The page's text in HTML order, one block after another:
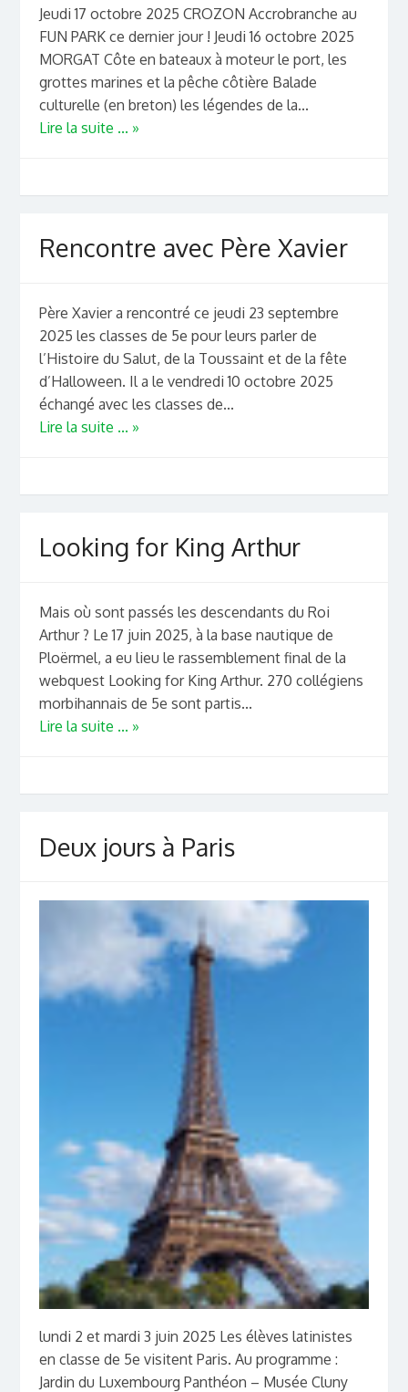
Jeudi 17 octobre 2025 CROZON Accrobranche au
FUN PARK ce dernier jour ! Jeudi 16 octobre 2025
MORGAT Côte en bateaux à moteur le port, les
grottes marines et la pêche côtière Balade
culturelle (en breton) les légendes de la...
Lire la suite ... »
Rencontre avec Père Xavier
Père Xavier a rencontré ce jeudi 23 septembre
2025 les classes de 5e pour leurs parler de
l’Histoire du Salut, de la Toussaint et de la fête
d’Halloween. Il a le vendredi 10 octobre 2025
échangé avec les classes de...
Lire la suite ... »
Looking for King Arthur
Mais où sont passés les descendants du Roi
Arthur ? Le 17 juin 2025, à la base nautique de
Ploërmel, a eu lieu le rassemblement final de la
webquest Looking for King Arthur. 270 collégiens
morbihannais de 5e sont partis...
Lire la suite ... »
Deux jours à Paris
lundi 2 et mardi 3 juin 2025 Les élèves latinistes
en classe de 5e visitent Paris. Au programme :
Jardin du Luxembourg Panthéon – Musée Cluny